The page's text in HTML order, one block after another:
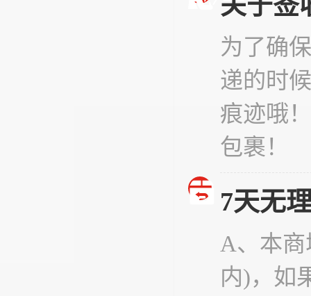
为了确
递的时
痕迹哦
包裹！
7天无
A、本
内)，如